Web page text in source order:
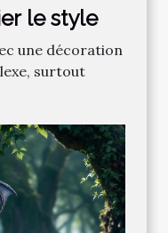
le style
une décoration
surtout